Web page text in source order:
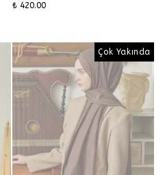
₺ 420.00
Çok Yakında